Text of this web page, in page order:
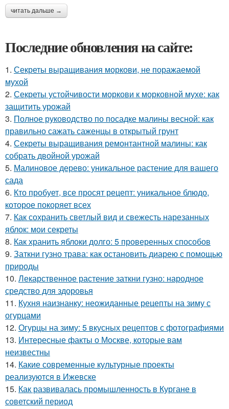
читать дальше →
Последние обновления на сайте:
1. Секреты выращивания моркови, не поражаемой
мухой
2. Секреты устойчивости моркови к морковной мухе: как
защитить урожай
3. Полное руководство по посадке малины весной: как
правильно сажать саженцы в открытый грунт
4. Секреты выращивания ремонтантной малины: как
собрать двойной урожай
5. Малиновое дерево: уникальное растение для вашего
сада
6. Кто пробует, все просят рецепт: уникальное блюдо,
которое покоряет всех
7. Как сохранить светлый вид и свежесть нарезанных
яблок: мои секреты
8. Как хранить яблоки долго: 5 проверенных способов
9. Заткни гузно трава: как остановить диарею с помощью
природы
10. Лекарственное растение заткни гузно: народное
средство для здоровья
11. Кухня наизнанку: неожиданные рецепты на зиму с
огурцами
12. Огурцы на зиму: 5 вкусных рецептов с фотографиями
13. Интересные факты о Москве, которые вам
неизвестны
14. Какие современные культурные проекты
реализуются в Ижевске
15. Как развивалась промышленность в Кургане в
советский период